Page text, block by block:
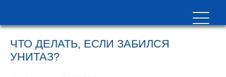
ЧТО ДЕЛАТЬ, ЕСЛИ ЗАБИЛСЯ
УНИТАЗ?